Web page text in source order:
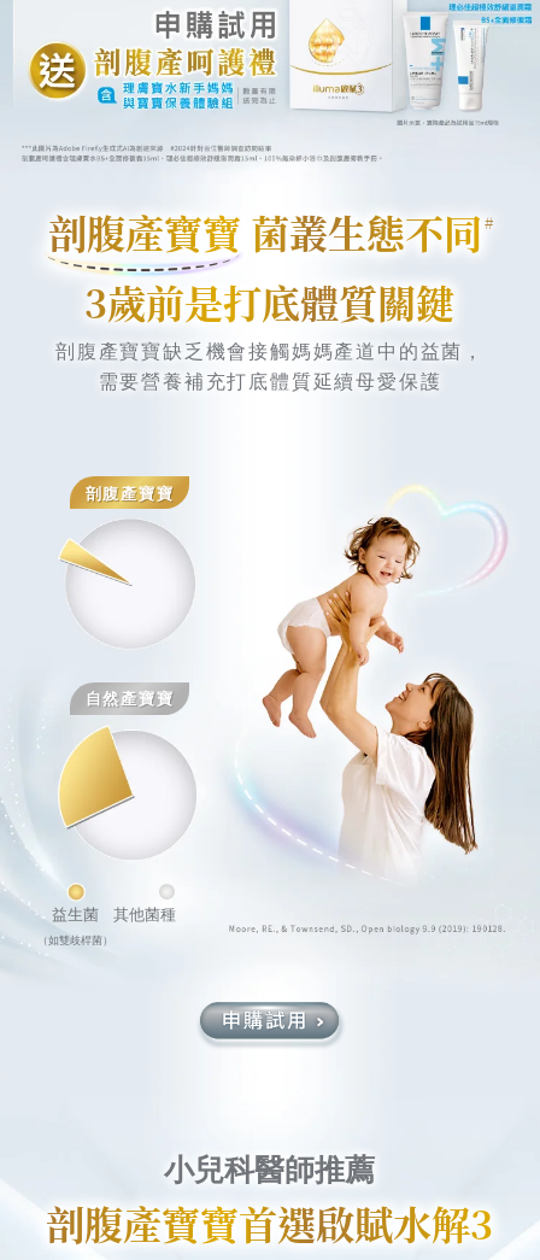
剖腹產寶寶 菌叢生態不同#
3歲前是打底體質關鍵
剖腹產寶寶缺乏機會接觸媽媽產道中的益菌，
需要營養補充打底體質延續母愛保護
剖腹產寶寶
自然產寶寶
益生菌
（如雙歧桿菌）
其他菌種
小兒科醫師推薦
剖腹產寶寶首選啟賦水解3